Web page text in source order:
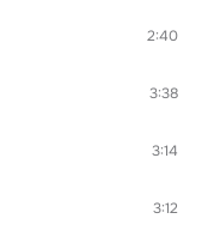
2:40
3:38
3:14
3:12